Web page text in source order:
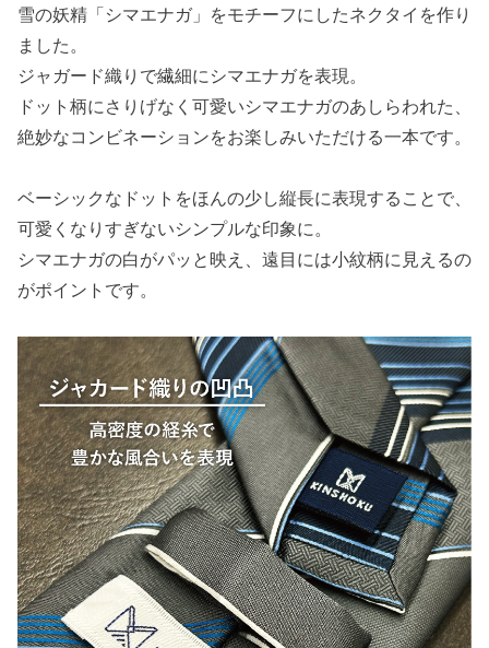
雪の妖精「シマエナガ」をモチーフにしたネクタイを作り
ました。
ジャガード織りで繊細にシマエナガを表現。
ドット柄にさりげなく可愛いシマエナガのあしらわれた、
絶妙なコンビネーションをお楽しみいただける一本です。
ベーシックなドットをほんの少し縦長に表現することで、
可愛くなりすぎないシンプルな印象に。
シマエナガの白がパッと映え、遠目には小紋柄に見えるの
がポイントです。